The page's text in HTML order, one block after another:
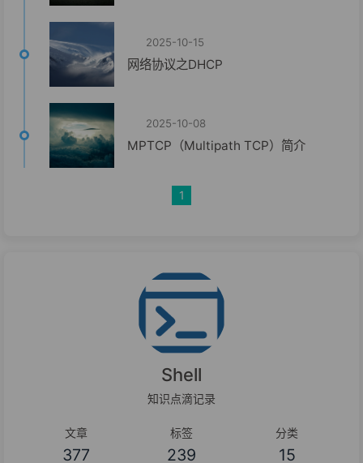
2025-10-15
网络协议之DHCP
2025-10-08
MPTCP（Multipath TCP）简介
1
Shell
知识点滴记录
文章
377
标签
239
分类
15